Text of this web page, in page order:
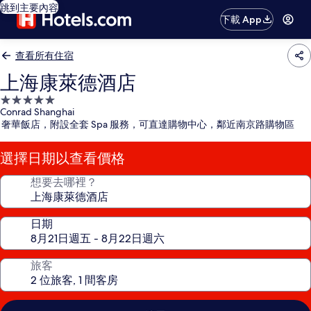
跳到主要內容
下載 App
查看所有住宿
上海康萊德酒店
5.0
星
級
住
宿
Conrad Shanghai
奢華飯店，附設全套 Spa 服務，可直達購物中心，鄰近南京路購物區
選擇日期以查看價格
想要去哪裡？
日期
旅客